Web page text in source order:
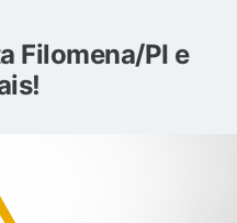
Filomena/PI e